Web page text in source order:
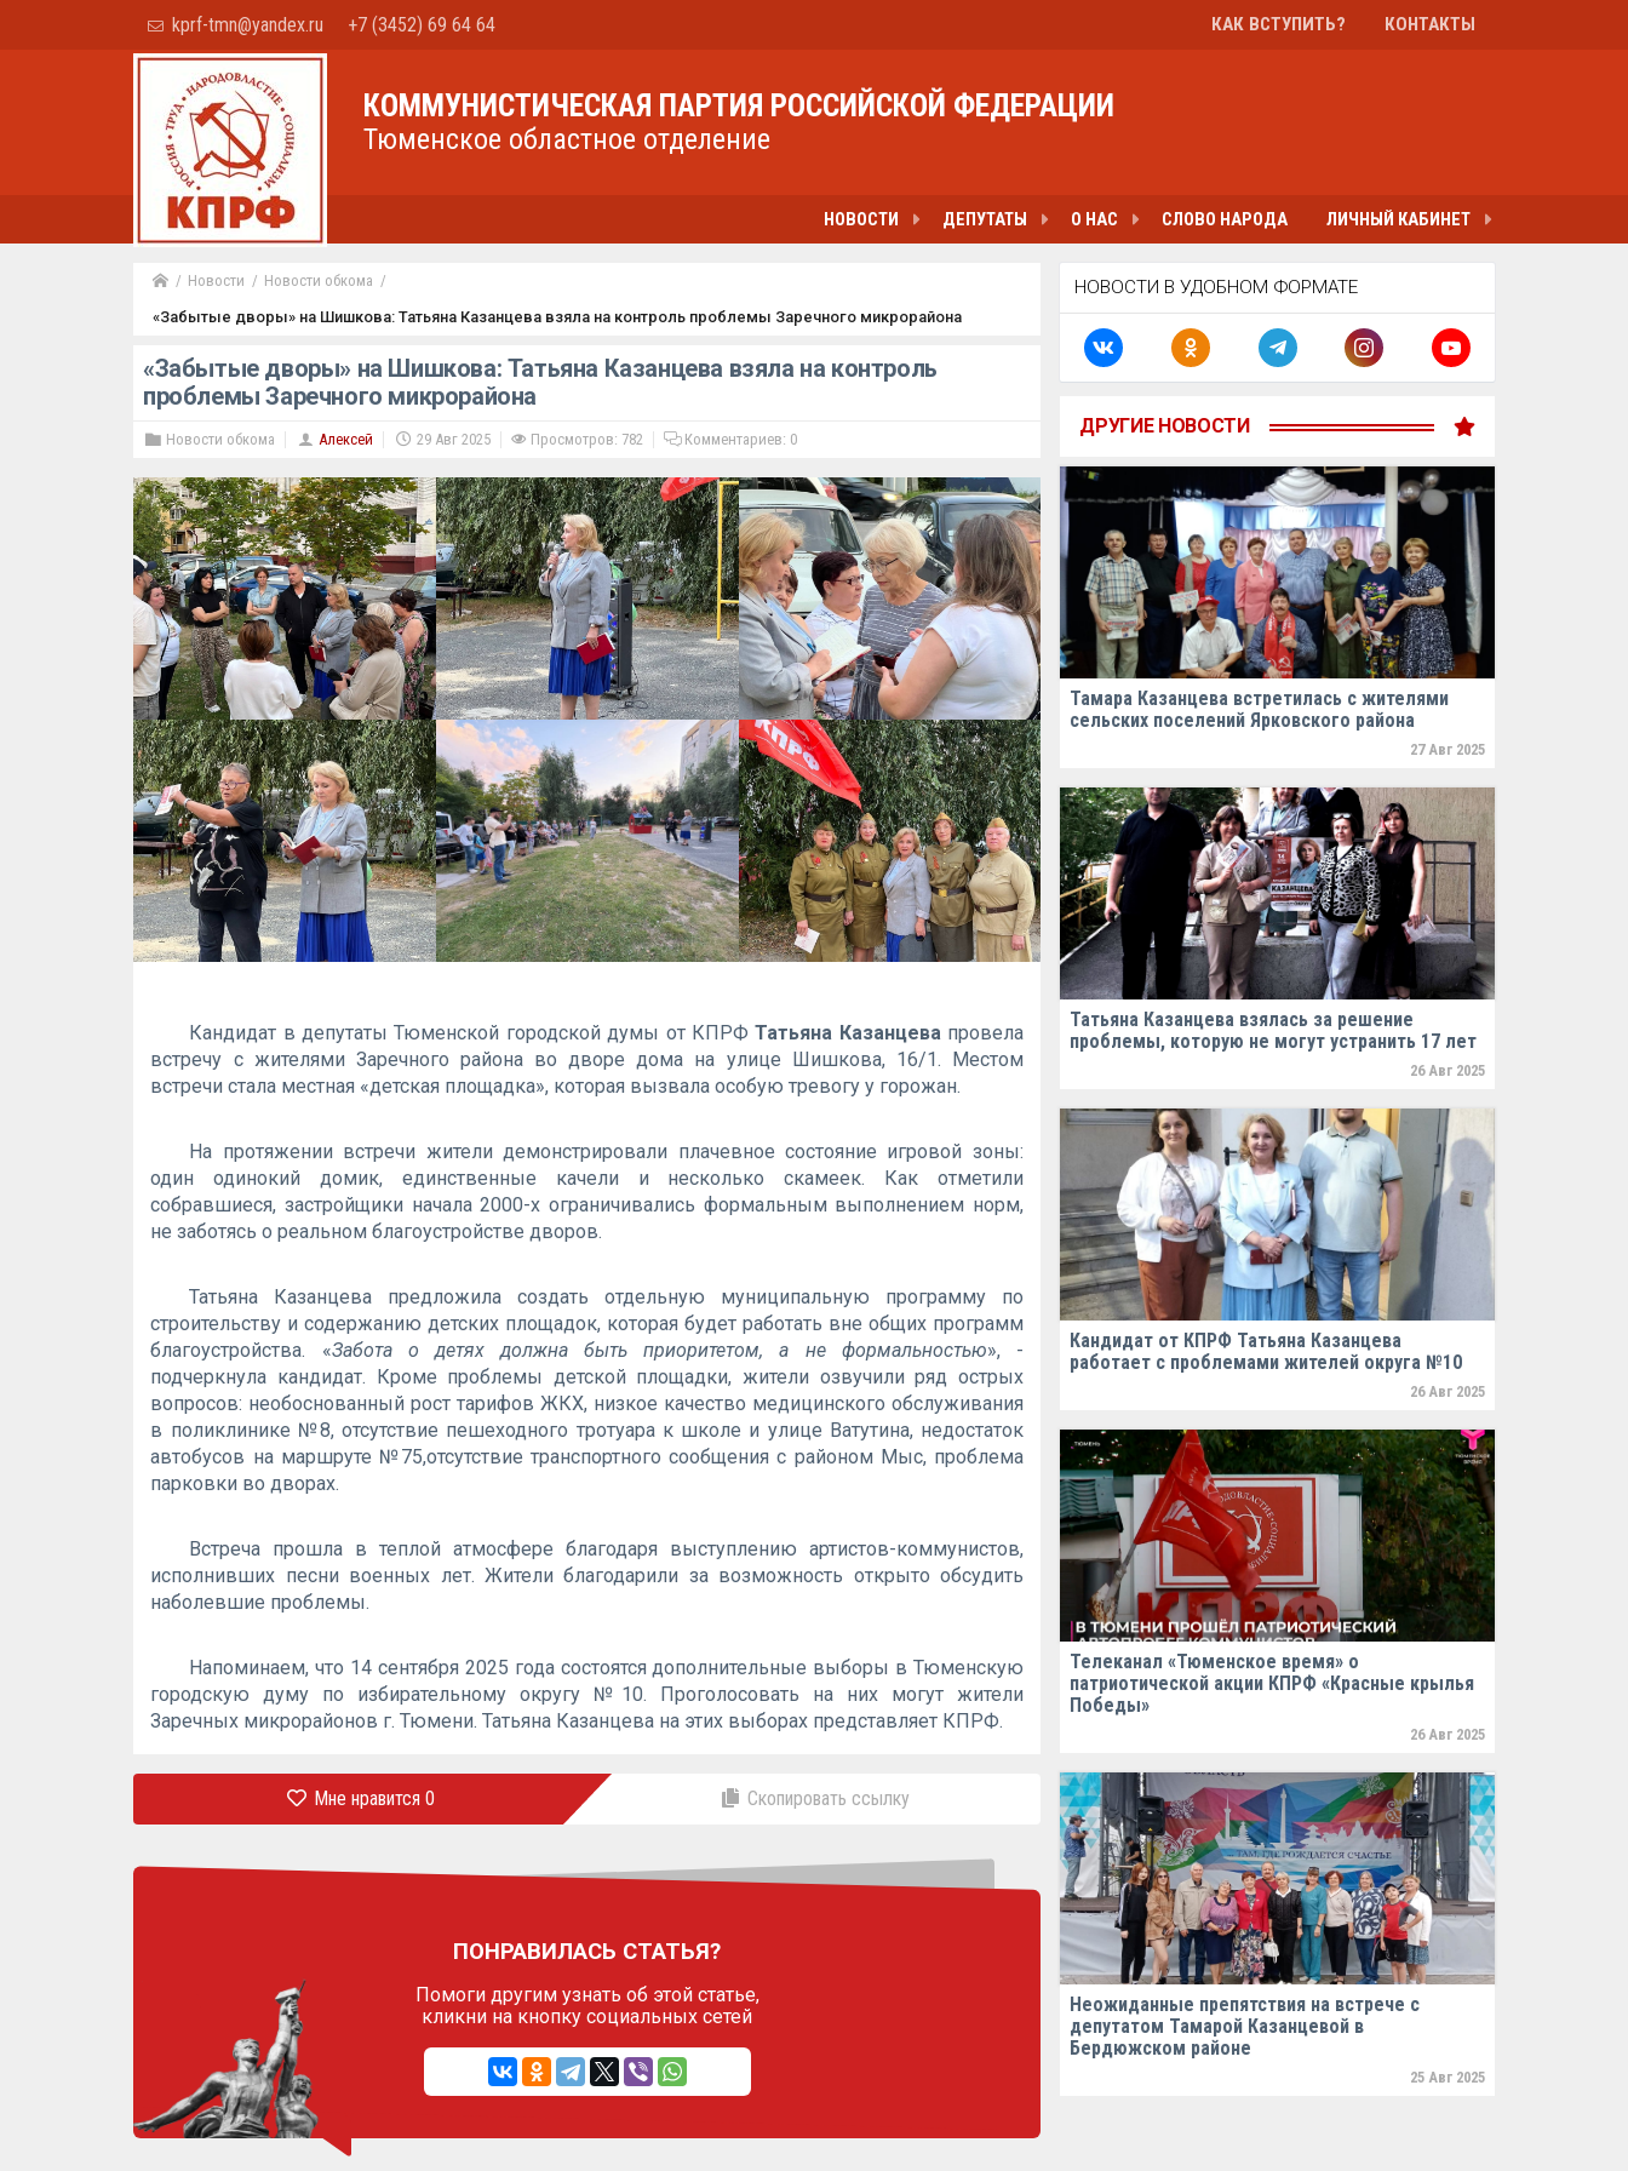
kprf-tmn@yandex.ru +7 (3452) 69 64 64 КАК ВСТУПИТЬ? КОНТАКТЫ
КОММУНИСТИЧЕСКАЯ ПАРТИЯ РОССИЙСКОЙ ФЕДЕРАЦИИ
Тюменское областное отделение
НОВОСТИ ДЕПУТАТЫ О НАС СЛОВО НАРОДА ЛИЧНЫЙ КАБИНЕТ
Новости
Новости обкома
«Забытые дворы» на Шишкова: Татьяна Казанцева взяла на контроль проблемы Заречного микрорайона
«Забытые дворы» на Шишкова: Татьяна Казанцева взяла на контроль
проблемы Заречного микрорайона
Новости обкома Алексей 29 Авг 2025 Просмотров: 782 Комментариев: 0
Кандидат в депутаты Тюменской городской думы от КПРФТатьяна Казанцевапровела
встречу с жителями Заречного района во дворе дома на улице Шишкова, 16/1. Местом
встречи стала местная «детская площадка», которая вызвала особую тревогу у горожан.
На протяжении встречи жители демонстрировали плачевное состояние игровой зоны:
один одинокий домик, единственные качели и несколько скамеек. Как отметили
собравшиеся, застройщики начала 2000-х ограничивались формальным выполнением норм,
не заботясь о реальном благоустройстве дворов.
Татьяна Казанцева предложила создать отдельную муниципальную программу по
строительству и содержанию детских площадок, которая будет работать вне общих программ
благоустройства. «Забота о детях должна быть приоритетом, а не формальностью», -
подчеркнула кандидат. Кроме проблемы детской площадки, жители озвучили ряд острых
вопросов: необоснованный рост тарифов ЖКХ, низкое качество медицинского обслуживания
в поликлинике №8, отсутствие пешеходного тротуара к школе и улице Ватутина, недостаток
автобусов на маршруте №75,отсутствие транспортного сообщения с районом Мыс, проблема
парковки во дворах.
Встреча прошла в теплой атмосфере благодаря выступлению артистов-коммунистов,
исполнивших песни военных лет. Жители благодарили за возможность открыто обсудить
наболевшие проблемы.
Напоминаем, что 14 сентября 2025 года состоятся дополнительные выборы в Тюменскую
городскую думу по избирательному округу №10. Проголосовать на них могут жители
Заречных микрорайонов г. Тюмени. Татьяна Казанцева на этих выборах представляет КПРФ.
Мне нравится0 Скопировать ссылку
ПОНРАВИЛАСЬ СТАТЬЯ?
Помоги другим узнать об этой статье,
кликни на кнопку социальных сетей
НОВОСТИ В УДОБНОМ ФОРМАТЕ
ДРУГИЕ НОВОСТИ
Тамара Казанцева встретилась с жителями
сельских поселений Ярковского района
27 Авг 2025
Татьяна Казанцева взялась за решение
проблемы, которую не могут устранить 17 лет
26 Авг 2025
Кандидат от КПРФ Татьяна Казанцева
работает с проблемами жителей округа №10
26 Авг 2025
Телеканал «Тюменское время» о
патриотической акции КПРФ «Красные крылья
Победы»
26 Авг 2025
Неожиданные препятствия на встрече с
депутатом Тамарой Казанцевой в
Бердюжском районе
25 Авг 2025